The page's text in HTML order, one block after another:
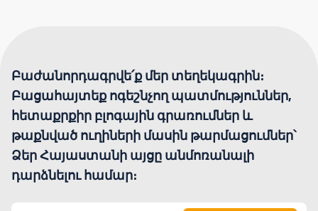
Բաժանորդագրվե՛ք մեր տեղեկագրին։
Բացահայտեք ոգեշնչող պատմություններ,
հետաքրքիր բլոգային գրառումներ և
թաքնված ուղիների մասին թարմացումներ՝
Ձեր Հայաստանի այցը անմոռանալի
դարձնելու համար։